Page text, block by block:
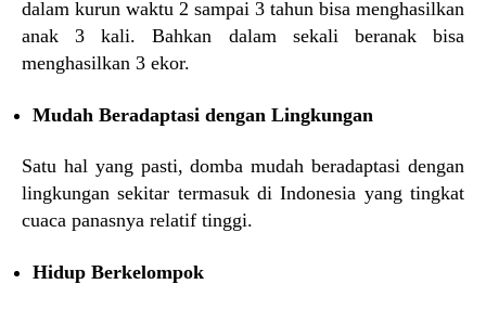
dalam kurun waktu 2 sampai 3 tahun bisa menghasilkan
anak 3 kali. Bahkan dalam sekali beranak bisa
menghasilkan 3 ekor.
Mudah Beradaptasi dengan Lingkungan
Satu hal yang pasti, domba mudah beradaptasi dengan
lingkungan sekitar termasuk di Indonesia yang tingkat
cuaca panasnya relatif tinggi.
Hidup Berkelompok